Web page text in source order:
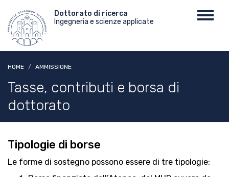
contenuto
principale
Menu
top
Dottorato di ricerca
Ingegneria e scienze applicate
HOME AMMISSIONE
Tasse, contributi e borsa di
dottorato
Tipologie di borse
Le forme di sostegno possono essere di tre tipologie: